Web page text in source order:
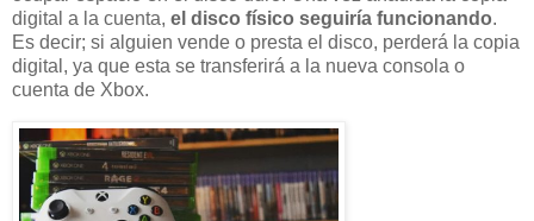
digital a la cuenta, el disco físico seguiría funcionando.
Es decir; si alguien vende o presta el disco, perderá la copia
digital, ya que esta se transferirá a la nueva consola o
cuenta de Xbox.